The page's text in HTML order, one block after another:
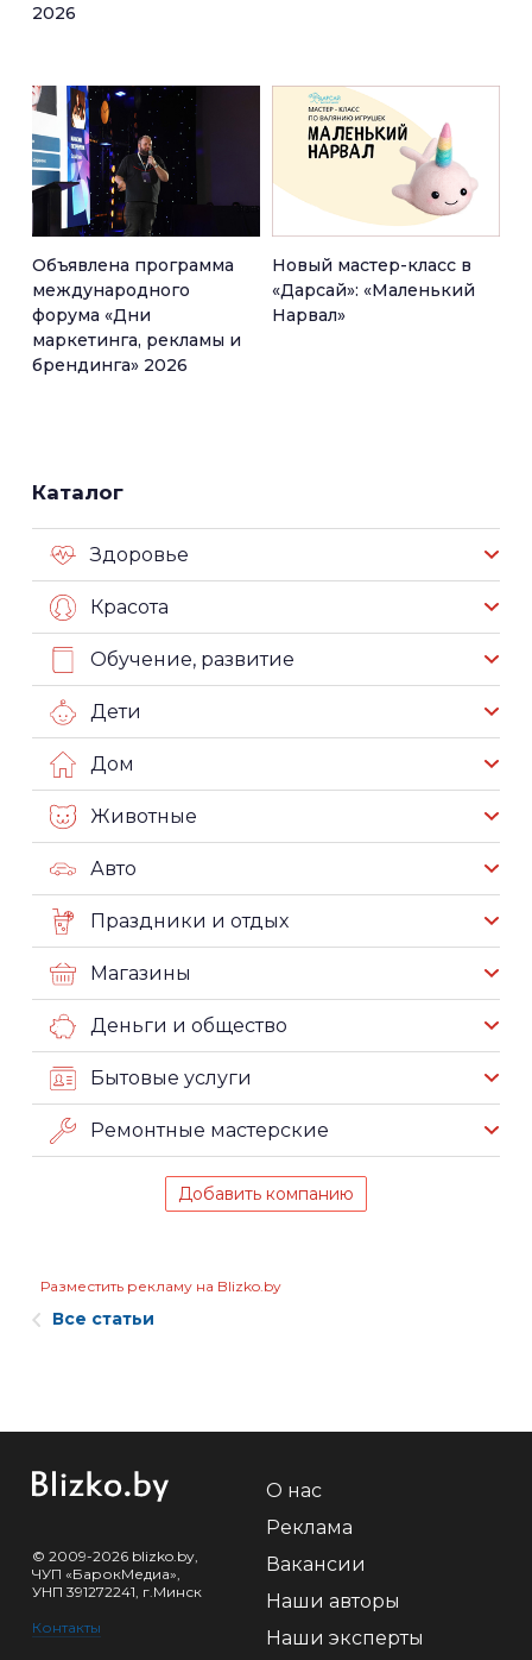
2026
Объявлена программа
международного
форума «Дни
маркетинга, рекламы и
брендинга» 2026
Новый мастер-класс в
«Дарсай»: «Маленький
Нарвал»
Каталог
Здоровье
Красота
Обучение, развитие
Дети
Дом
Животные
Авто
Праздники и отдых
Магазины
Деньги и общество
Бытовые услуги
Ремонтные мастерские
Добавить компанию
Разместить рекламу на Blizko.by
Все статьи
© 2009-2026 blizko.by,
ЧУП «БарокМедиа»,
УНП 391272241, г.Минск
Контакты
О нас
Реклама
Вакансии
Наши авторы
Наши эксперты